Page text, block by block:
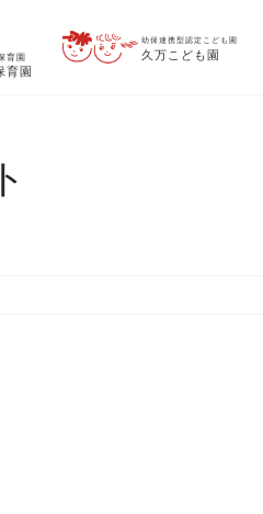
育園
育園
幼保連携型認定こども園
久万こども園